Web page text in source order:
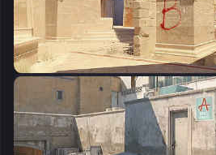
CSGO-8iKwr-rXANw-DLFxQ-